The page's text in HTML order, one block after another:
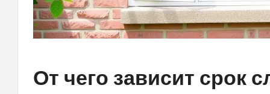
От чего зависит срок